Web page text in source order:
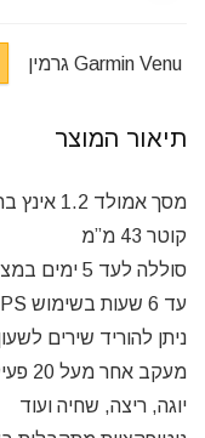
תיאור המוצר
מסך אמולד 1.2 אינץ ברזולוציה 390×390
קוטר 43 מ”מ
סוללה לעד 5 ימים במצב שעון חכם
עד 6 שעות בשימוש GPS ומוזיקה
ניתן להוריד שירים
מעקב אחר מעל 20 פעילויות ספורט כגון:
יוגה, ריצה, שחיה ועוד